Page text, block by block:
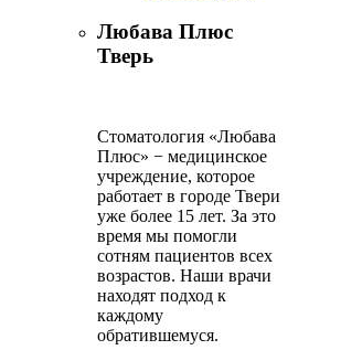
Любава Плюс
Тверь
Стоматология «Любава
Плюс» − медицинское
учреждение, которое
работает в городе Твери
уже более 15 лет. За это
время мы помогли
сотням пациентов всех
возрастов. Наши врачи
находят подход к
каждому
обратившемуся.